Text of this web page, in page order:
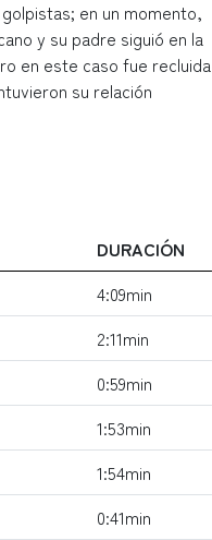
en un momento,
y su padre siguió en la
en este caso fue recluida
su relación
DURACIÓN
4:09min
2:11min
0:59min
1:53min
1:54min
0:41min